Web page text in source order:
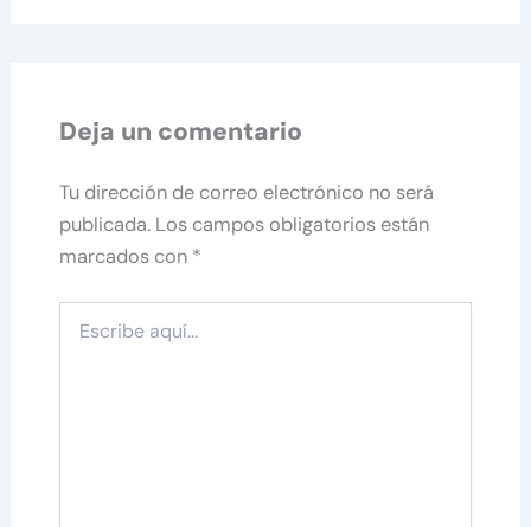
Deja un comentario
Tu dirección de correo electrónico no será
publicada. Los campos obligatorios están
marcados con *
aquí...